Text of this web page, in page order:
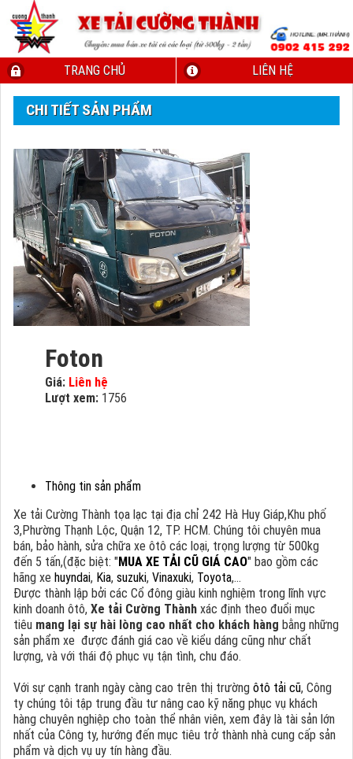
TRANG CHỦ LIÊN HỆ
CHI TIẾT SẢN PHẨM
Foton
Giá: Liên hệ
Lượt xem: 1756
Thông tin sản phẩm
Xe tải Cường Thành tọa lạc tại địa chỉ 242 Hà Huy Giáp,Khu phố
3,Phường Thạnh Lộc, Quận 12, TP. HCM. Chúng tôi chuyên mua
bán, bảo hành, sửa chữa xe ôtô các loại, trọng lượng từ 500kg
đến 5 tấn,(đặc biệt: "MUA XE TẢI CŨ GIÁ CAO" bao gồm các
hãng xe huyndai, Kia, suzuki, Vinaxuki, Toyota,...
Được thành lập bởi các Cổ đông giàu kinh nghiệm trong lĩnh vực
kinh doanh ôtô, Xe tải Cường Thành xác định theo đuổi mục
tiêu mang lại sự hài lòng cao nhất cho khách hàng bằng những
sản phẩm xe được đánh giá cao về kiểu dáng cũng như chất
lượng, và với thái độ phục vụ tận tình, chu đáo.
Với sự cạnh tranh ngày càng cao trên thị trường ôtô tải cũ, Công
ty chúng tôi tập trung đầu tư nâng cao kỹ năng phục vụ khách
hàng chuyên nghiệp cho toàn thể nhân viên, xem đây là tài sản lớn
nhất của Công ty, hướng đến mục tiêu trở thành nhà cung cấp sản
phẩm và dịch vụ uy tín hàng đầu.